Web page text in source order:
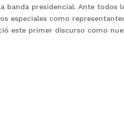
banda presidencial. Ante todos
especiales como
este primer discurso como